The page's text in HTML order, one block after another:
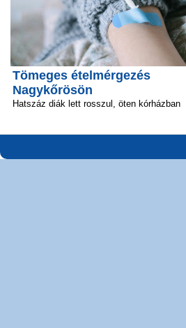
Tömeges ételmérgezés
Nagykőrösön
Hatszáz diák lett rosszul, öten kórházban